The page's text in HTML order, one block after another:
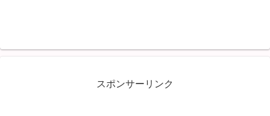
スポンサーリンク